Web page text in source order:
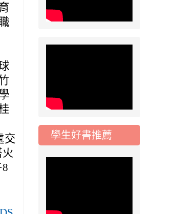
交
停」一案，請各位用
路人留意
2026-08-06
115年桃園市運動會國
表選手服裝領取通知
2026-08-05
重要
學生好書推薦